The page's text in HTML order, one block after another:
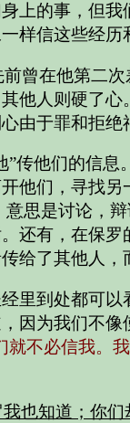
上的事，但
样信这些经历
曾在他第二
他人则硬了
由于罪和拒绝
”传他们的信
他们，寻找
意思是讨论
还有，在保
给了其他人
里到处都可
因为我们不
就不必信我。
也知道；你们